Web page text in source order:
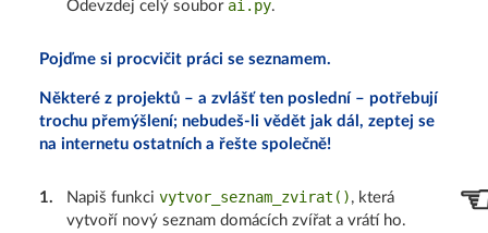
Odevzdej celý soubor ai.py.
Pojďme si procvičit práci se seznamem.
Některé z projektů – a zvlášť ten poslední – potřebují
trochu přemýšlení; nebudeš-li vědět jak dál, zeptej se
na internetu ostatních a řešte společně!
1. Napiš funkcivytvor_seznam_zvirat() , která
vytvoří nový seznam domácích zvířat a vrátí ho.